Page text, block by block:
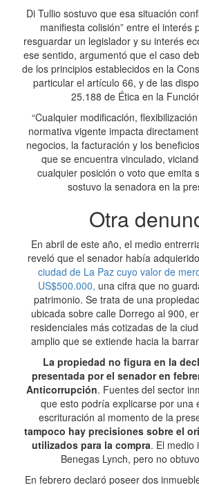
Di Tullio sostuvo que esa situación
manifiesta colisión” entre el interés
resguardar un legislador y su interés
ese sentido, argumentó que el caso
de los principios establecidos en la
particular el artículo 66, y de las
25.188 de Ética en la
“Cualquier modificación,
normativa vigente impacta
negocios, la facturación y los
que se encuentra vinculado,
cualquier posición o voto que emita
sostuvo la senadora en la
Otra
En abril de este año, el medio
reveló que el senador había adquierido
ciudad de La Paz cuyo valor de
US$500.000, una cifra que no
patrimonio. Se trata de una
ubicada sobre calle Dorrego al 900,
residenciales más cotizadas de la
amplio que se extiende hacia la
La propiedad no figura en la
presentada por el senador en
Anticorrupción. Fuentes del sector
que esto podría explicarse por una
escrituración al momento de la
tampoco hay precisiones sobre el
utilizados para la compra. El medio
Benegas Lynch, pero no
En febrero declaró poseer dos